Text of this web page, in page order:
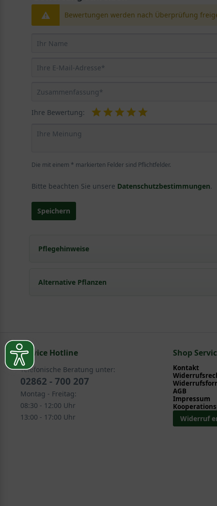
Bewertungen werden nach Überprüfung
Ihre Bewertung:
Die mit einem * markierten Felder sind Pflichtfelder.
Bitte beachten Sie unsere Datenschutzbestimmungen.
Speichern
Pflegehinweise
Pflanz- und Pflegetipps Ulmus minor
Alternative Pflanzen
Laub- und Nadelgehölze > Laubgehölze > Ulme -
Service Hotline
Telefonische Beratung unter:
02862 - 700 207
Montag - Freitag:
08:30 - 12:00 Uhr
13:00 - 17:00 Uhr
Shop
Kontakt
AGB
Impressum
Widerruf